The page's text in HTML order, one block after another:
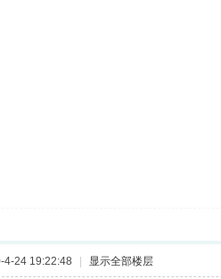
4-24 19:22:48 显示全部楼层